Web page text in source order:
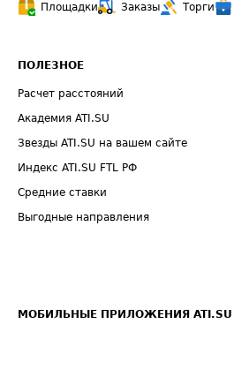
Площадки
Заказы Торги
ПОЛЕЗНОЕ
Расчет расстояний
Академия ATI.SU
Звезды ATI.SU на вашем сайте
Индекс ATI.SU FTL РФ
Средние ставки
Выгодные направления
МОБИЛЬНЫЕ ПРИЛОЖЕНИЯ ATI.SU